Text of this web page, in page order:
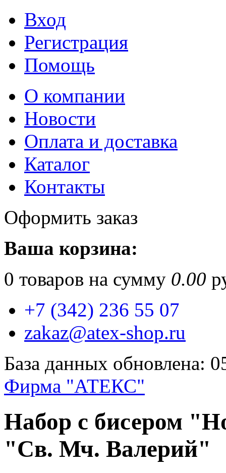
Вход
Регистрация
Помощь
О компании
Новости
Оплата и доставка
Каталог
Контакты
Оформить заказ
Ваша корзина:
0 товаров на сумму 0.00
+7 (342) 236 55 07
zakaz@atex-shop.ru
База данных обновлена:
Фирма "АТЕКС"
Набор с бисером
"Св. Мч. Валерий"